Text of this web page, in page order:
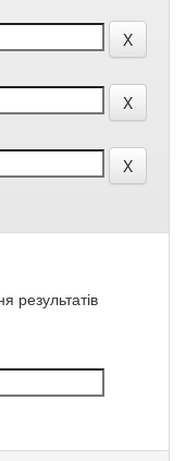
результатів